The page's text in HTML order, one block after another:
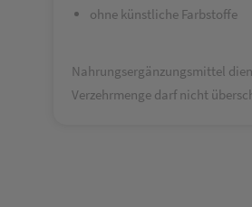
ohne künstliche Farbstoffe
Nahrungsergänzungsmittel
Verzehrmenge darf nicht